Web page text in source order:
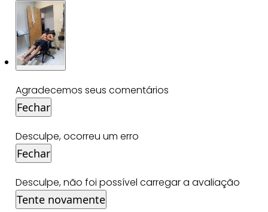
Agradecemos seus comentários
Fechar
Desculpe, ocorreu um erro
Fechar
Desculpe, não foi possível carregar a avaliação
Tente novamente